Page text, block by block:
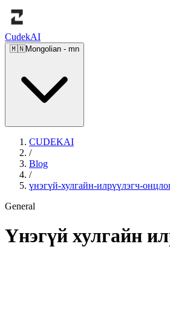
CudekAI
🇲🇳Mongolian - mn
CUDEKAI
/
Blog
/
үнэгүй-хулгайн-илрүүлэгч-
General
Үнэгүй хулгайн